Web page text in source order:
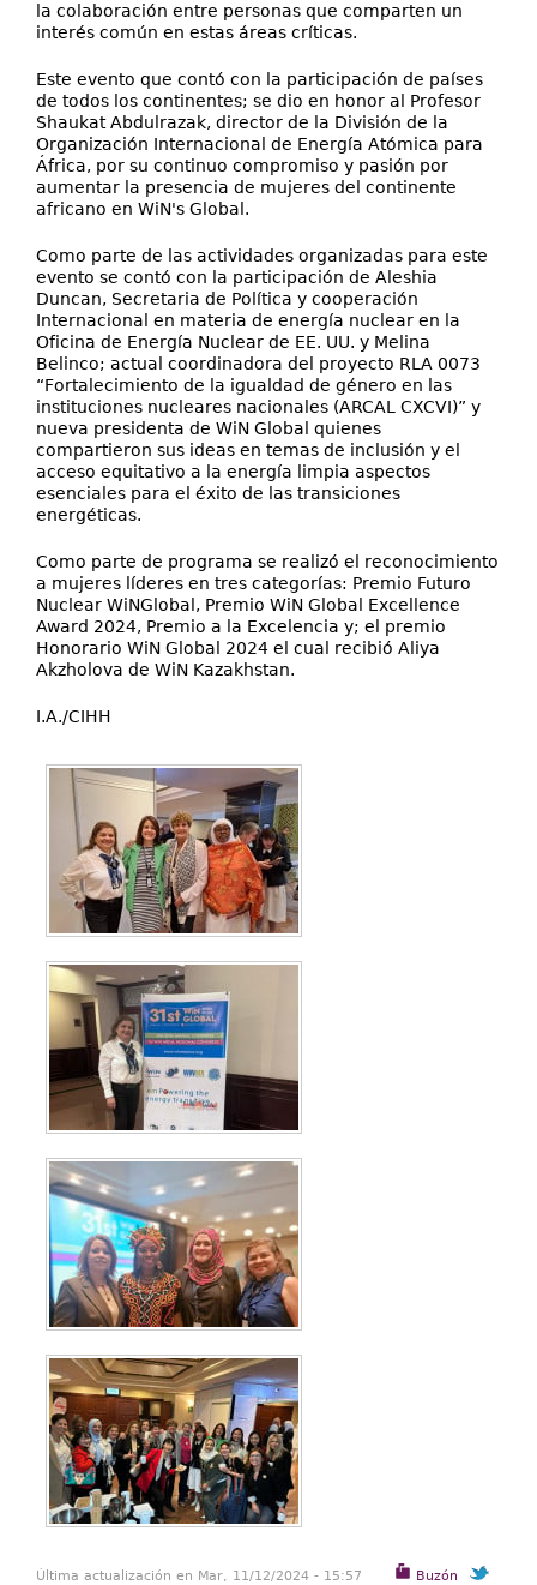
la colaboración entre personas que comparten un
interés común en estas áreas críticas.
Este evento que contó con la participación de países
de todos los continentes; se dio en honor al Profesor
Shaukat Abdulrazak, director de la División de la
Organización Internacional de Energía Atómica para
África, por su continuo compromiso y pasión por
aumentar la presencia de mujeres del continente
africano en WiN's Global.
Como parte de las actividades organizadas para este
evento se contó con la participación de Aleshia
Duncan, Secretaria de Política y cooperación
Internacional en materia de energía nuclear en la
Oficina de Energía Nuclear de EE. UU. y Melina
Belinco; actual coordinadora del proyecto RLA 0073
“Fortalecimiento de la igualdad de género en las
instituciones nucleares nacionales (ARCAL CXCVI)” y
nueva presidenta de WiN Global quienes
compartieron sus ideas en temas de inclusión y el
acceso equitativo a la energía limpia aspectos
esenciales para el éxito de las transiciones
energéticas.
Como parte de programa se realizó el reconocimiento
a mujeres líderes en tres categorías: Premio Futuro
Nuclear WiNGlobal, Premio WiN Global Excellence
Award 2024, Premio a la Excelencia y; el premio
Honorario WiN Global 2024 el cual recibió Aliya
Akzholova de WiN Kazakhstan.
I.A./CIHH
Buzón
Última actualización en Mar, 11/12/2024 - 15:57